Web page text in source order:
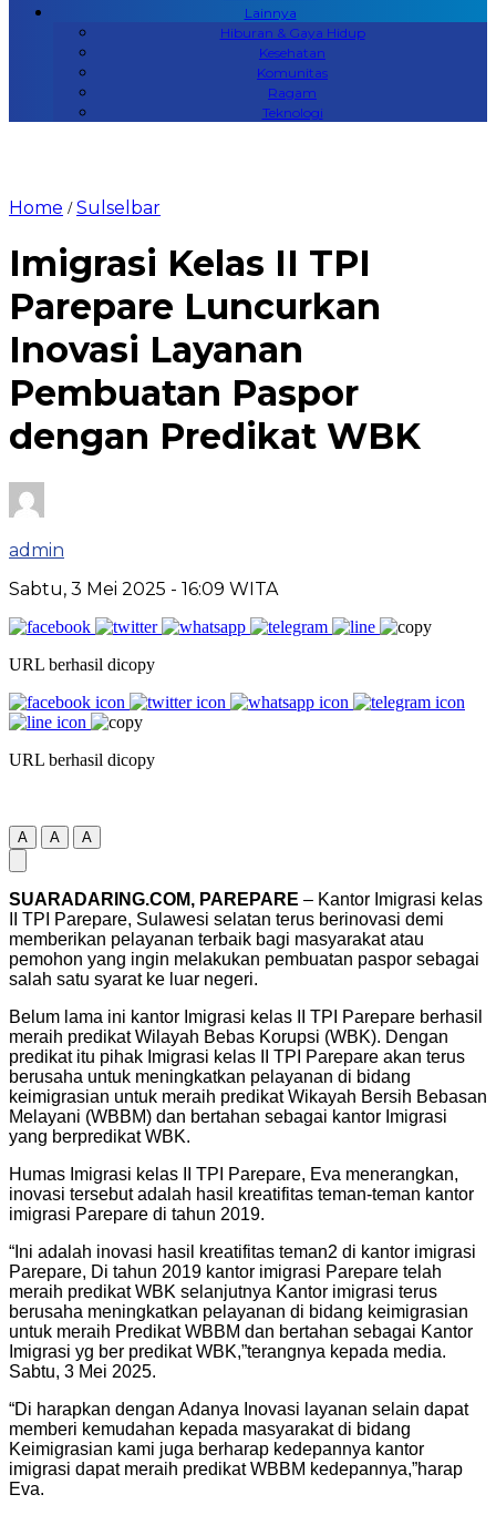
Lainnya
Hiburan & Gaya Hidup
Kesehatan
Komunitas
Ragam
Teknologi
Home /Sulselbar
Imigrasi Kelas II TPI
Parepare Luncurkan
Inovasi Layanan
Pembuatan Paspor
dengan Predikat WBK
admin
Sabtu, 3 Mei 2025 - 16:09 WITA
URL berhasil dicopy
URL berhasil dicopy
A A A
SUARADARING.COM, PAREPARE – Kantor Imigrasi kelas
II TPI Parepare, Sulawesi selatan terus berinovasi demi
memberikan pelayanan terbaik bagi masyarakat atau
pemohon yang ingin melakukan pembuatan paspor sebagai
salah satu syarat ke luar negeri.
Belum lama ini kantor Imigrasi kelas II TPI Parepare berhasil
meraih predikat Wilayah Bebas Korupsi (WBK). Dengan
predikat itu pihak Imigrasi kelas II TPI Parepare akan terus
berusaha untuk meningkatkan pelayanan di bidang
keimigrasian untuk meraih predikat Wikayah Bersih Bebasan
Melayani (WBBM) dan bertahan sebagai kantor Imigrasi
yang berpredikat WBK.
Humas Imigrasi kelas II TPI Parepare, Eva menerangkan,
inovasi tersebut adalah hasil kreatifitas teman-teman kantor
imigrasi Parepare di tahun 2019.
“Ini adalah inovasi hasil kreatifitas teman2 di kantor imigrasi
Parepare, Di tahun 2019 kantor imigrasi Parepare telah
meraih predikat WBK selanjutnya Kantor imigrasi terus
berusaha meningkatkan pelayanan di bidang keimigrasian
untuk meraih Predikat WBBM dan bertahan sebagai Kantor
Imigrasi yg ber predikat WBK,”terangnya kepada media.
Sabtu, 3 Mei 2025.
“Di harapkan dengan Adanya Inovasi layanan selain dapat
memberi kemudahan kepada masyarakat di bidang
Keimigrasian kami juga berharap kedepannya kantor
imigrasi dapat meraih predikat WBBM kedepannya,”harap
Eva.